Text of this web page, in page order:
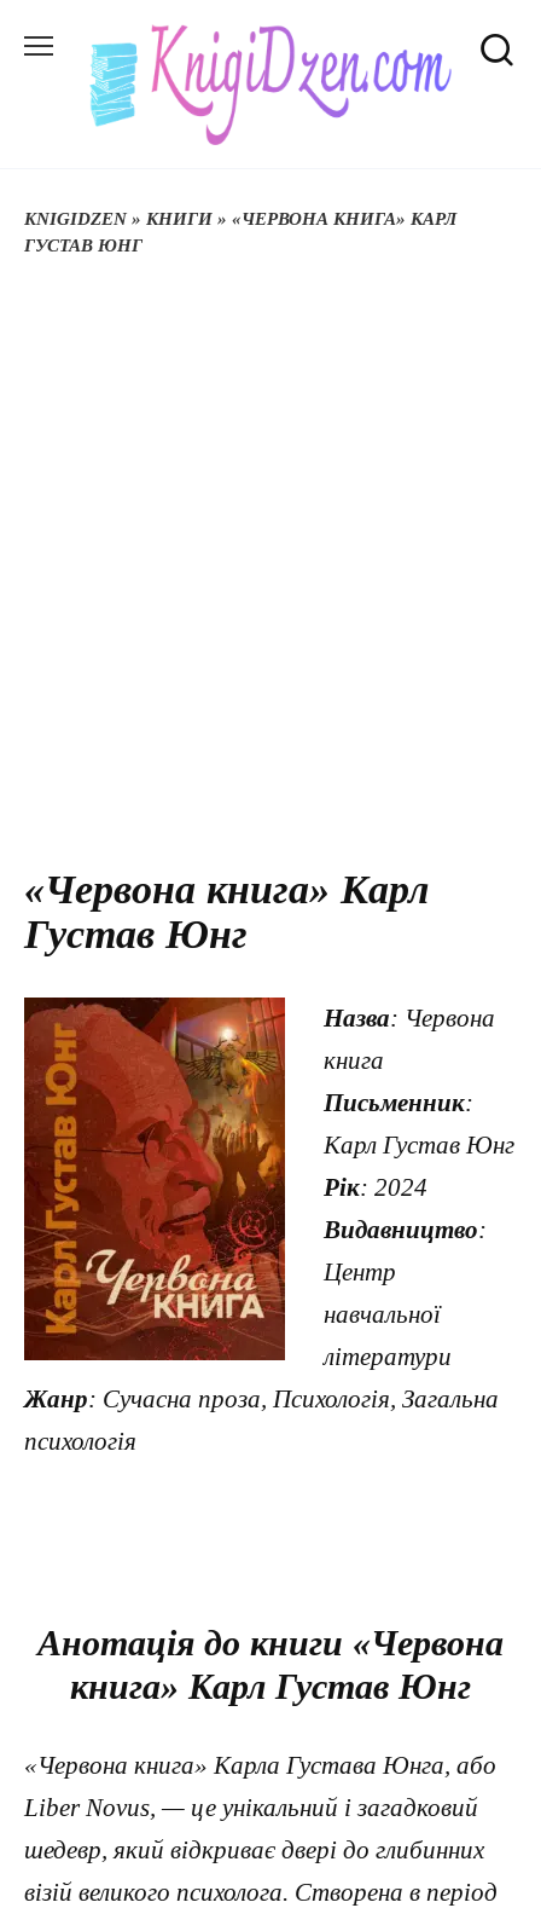
до
KNIGIDZEN» КНИГИ » «ЧЕРВОНА КНИГА» КАРЛ
ГУСТАВ ЮНГ
«Червона книга» Карл
Густав Юнг
Назва: Червона
книга
Письменник:
Карл Густав Юнг
Рік: 2024
Видавництво:
Центр
навчальної
літератури
Жанр: Сучасна проза, Психологія, Загальна
психологія
Анотація до книги «Червона
книга» Карл Густав Юнг
«Червона книга» Карла Густава Юнга, або
Liber Novus, — це унікальний і загадковий
шедевр, який відкриває двері до глибинних
візій великого психолога. Створена в період